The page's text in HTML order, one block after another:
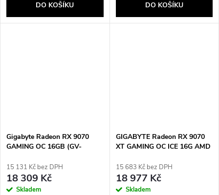
DO KOŠÍKU DO KOŠÍKU
Gigabyte Radeon RX 9070
GAMING OC 16GB (GV-
15 131 Kč bez DPH
18 309 Kč
Skladem
GIGABYTE Radeon RX 9070
XT GAMING OC ICE 16G AMD
15 683 Kč bez DPH
18 977 Kč
Skladem